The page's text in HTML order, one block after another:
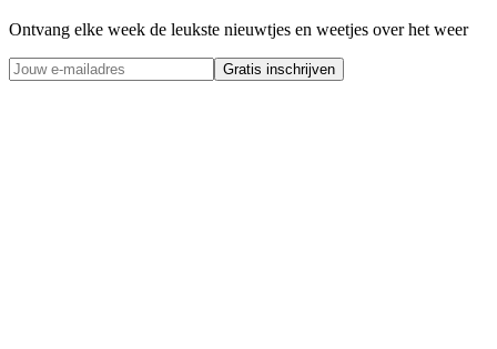
Ontvang elke week de leukste nieuwtjes en weetjes over het weer
Gratis inschrijven